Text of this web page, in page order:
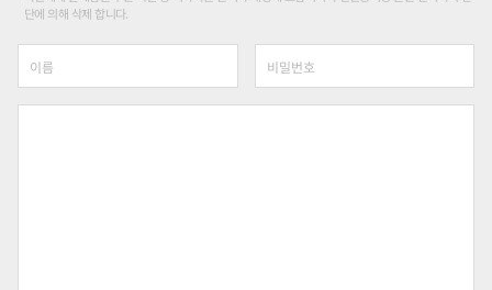
단에 의해 삭제 합니다.